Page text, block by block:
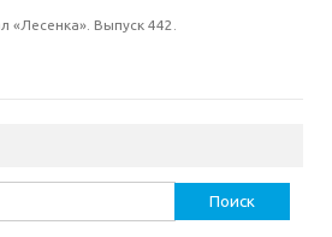
«Лесенка». Выпуск 442.